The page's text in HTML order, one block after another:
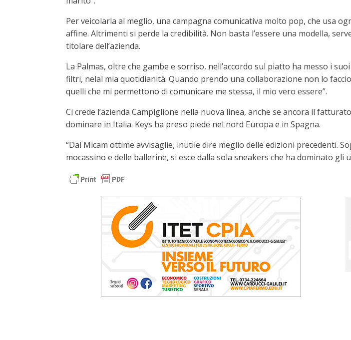
Per veicolarla al meglio, una campagna comunicativa molto pop, che usa
affine. Altrimenti si perde la credibilità. Non basta l’essere una modella,
titolare dell’azienda.
La Palmas, oltre che gambe e sorriso, nell’accordo sul piatto ha messo i
filtri, nelal mia quotidianità. Quando prendo una collaborazione non lo
quelli che mi permettono di comunicare me stessa, il mio vero essere”.
Ci crede l’azienda Campiglione nella nuova linea, anche se ancora il
dominare in Italia. Keys ha preso piede nel nord Europa e in Spagna.
“Dal Micam ottime avvisaglie, inutile dire meglio delle edizioni precedenti.
mocassino e delle ballerine, si esce dalla sola sneakers che ha dominato gli